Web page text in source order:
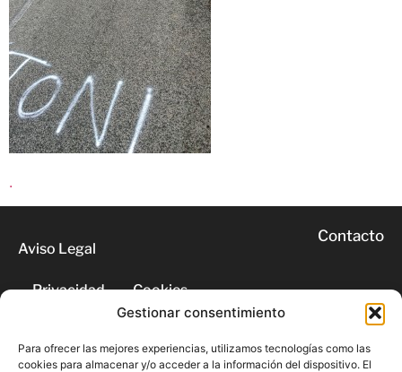
Gestionar consentimiento
Para ofrecer las mejores experiencias, utilizamos tecnologías como las
cookies para almacenar y/o acceder a la información del dispositivo. El
.
Aviso Legal
Privacidad Cookies
Contacto
© 2026 | Todos los derechos
reservados